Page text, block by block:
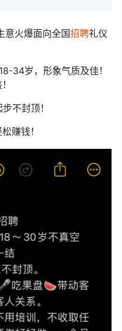
意火爆面向全国招聘礼仪
34岁，形象气质及佳！
不封顶！
赚钱！